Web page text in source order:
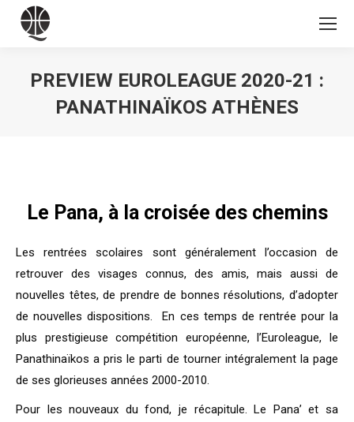
PREVIEW EUROLEAGUE 2020-21 :
PANATHINAÏKOS ATHÈNES
Le Pana, à la croisée des chemins
Les rentrées scolaires sont généralement l’occasion de
retrouver des visages connus, des amis, mais aussi de
nouvelles têtes, de prendre de bonnes résolutions, d’adopter
de nouvelles dispositions. En ces temps de rentrée pour la
plus prestigieuse compétition européenne, l’Euroleague, le
Panathinaïkos a pris le parti de tourner intégralement la page
de ses glorieuses années 2000-2010.
Pour les nouveaux du fond, je récapitule. Le Pana’ et sa